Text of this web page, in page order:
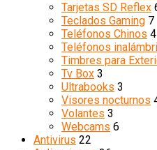
Tarjetas SD Reflex
Teclados Gaming 7
Teléfonos Chinos 4
Teléfonos
Timbres para
Tv Box 3
Ultrabooks 3
Visores nocturnos
Volantes 3
Webcams 6
Antivirus 22